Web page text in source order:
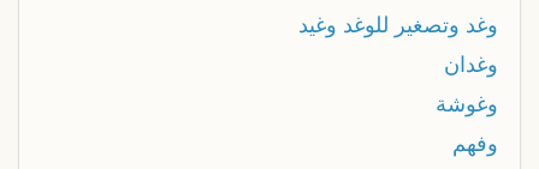
وغد وتصغير للوغد وغيد
وغدان
وغوشة
وفهم